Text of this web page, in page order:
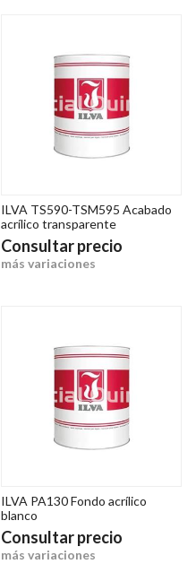
ILVA TS590-TSM595 Acabado
acrílico transparente
Consultar precio
más variaciones
ILVA PA130 Fondo acrílico
blanco
Consultar precio
más variaciones